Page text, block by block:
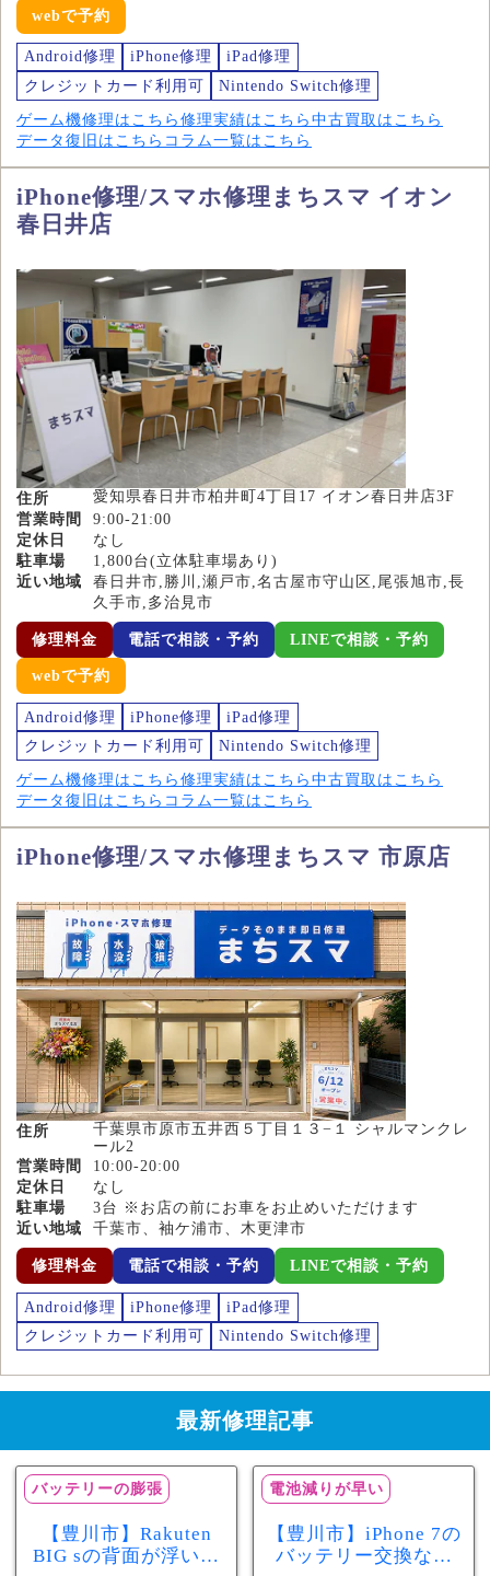
webで予約
Android修理 iPhone修理
iPad修理
クレジットカード利用可
Nintendo Switch修理
ゲーム機修理はこちら 修理実績はこちら 中古買取はこちら
データ復旧はこちら コラム一覧はこちら
iPhone修理/スマホ修理まちスマ イオン
春日井店
住所
愛知県春日井市柏井町4丁目17 イオン春日井店3F
営業時間
9:00-21:00
定休日
なし
駐車場
1,800台(立体駐車場あり)
近い地域
春日井市,勝川,瀬戸市,名古屋市守山区,尾張旭市,長
久手市,多治見市
修理料金 電話で相談・予約 LINEで相談・予約
webで予約
Android修理 iPhone修理
iPad修理
クレジットカード利用可
Nintendo Switch修理
ゲーム機修理はこちら 修理実績はこちら 中古買取はこちら
データ復旧はこちら コラム一覧はこちら
iPhone修理/スマホ修理まちスマ 市原店
住所
千葉県市原市五井西５丁目１３−１ シャルマンクレ
ール2
営業時間
10:00-20:00
定休日
なし
駐車場
3台 ※お店の前にお車をお止めいただけます
近い地域
千葉市、袖ケ浦市、木更津市
修理料金 電話で相談・予約 LINEで相談・予約
Android修理 iPhone修理
iPad修理
クレジットカード利用可
Nintendo Switch修理
最新修理記事
バッテリーの膨張
【豊川市】Rakuten
BIG sの背面が浮いて
電池減りが早い
【豊川市】iPhone 7の
バッテリー交換なら